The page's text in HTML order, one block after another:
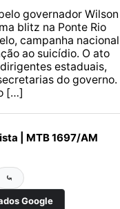
governador Wilson
blitz na Ponte Rio
campanha nacional
ao suicídio. O ato
estaduais,
do governo.
[…]
| MTB 1697/AM
⤿
Google